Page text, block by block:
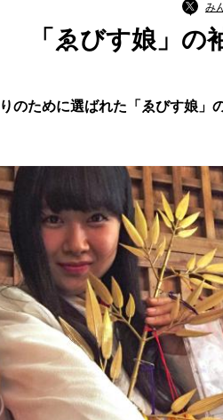
み
「ゑびす娘」の
のために選ばれた「ゑびす娘」